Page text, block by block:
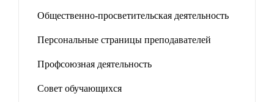
Общественно-просветительская деятельность
Персональные страницы преподавателей
Профсоюзная деятельность
Совет обучающихся